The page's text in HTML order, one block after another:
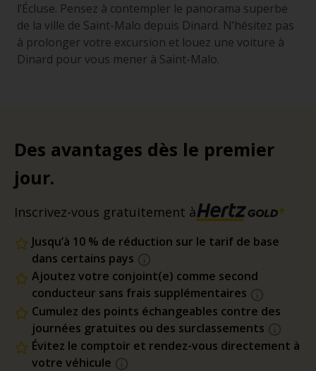
l’Écluse. Pensez à contempler le panorama superbe
de la ville de Saint-Malo depuis Dinard. N’hésitez pas
à prolonger votre excursion et louez une voiture à
Dinard pour vous mener à Saint-Malo.
Des avantages dès le premier
jour.
Inscrivez-vous gratuitement à
Jusqu’à 10 % de réduction sur le tarif de base
dans certains pays
Ajoutez votre conjoint(e) comme second
conducteur sans frais supplémentaires
Cumulez des points échangeables contre des
journées gratuites ou des surclassements
Évitez le comptoir et rendez-vous directement à
votre véhicule